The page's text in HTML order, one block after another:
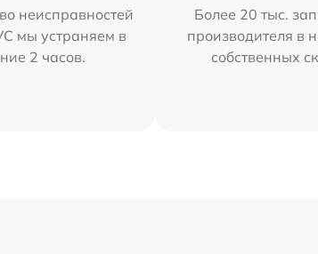
неисправностей
мы устраняем в
2 часов.
Более 20 тыс.
производителя в
собственных